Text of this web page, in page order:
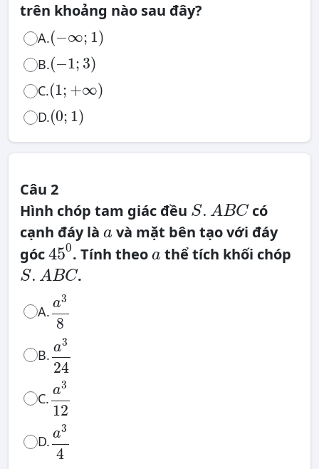
trên khoảng nào sau đây?
A.(−∞; 1)
( ∞;1)
B.(−1; 3)
( 1 ;3)
C.(1; +∞)
(1 ; ∞ )
D.(0; 1)
(0; 1)
Câu 2
Hình chóp tam giác đều S. ABC
S
.
A
B
C
có
cạnh đáy là a
avà mặt bên tạo với đáy
góc450
450. Tính theoa
athể tích khối chóp
S. ABC
S
.
A
B .
A. a3
8
3
B. a3
24
3
C. a3
12
3
D. a3
4
3